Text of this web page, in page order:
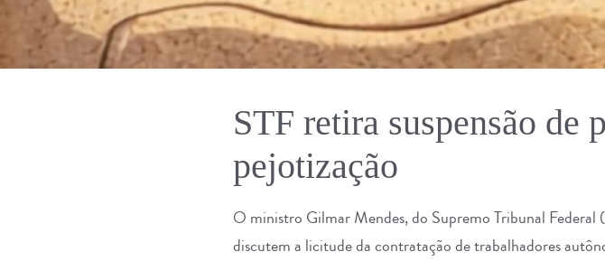
STF retira suspensão de
pejotização
O ministro Gilmar Mendes, do Supremo Tribunal Federal
discutem a licitude da contratação de trabalhadores